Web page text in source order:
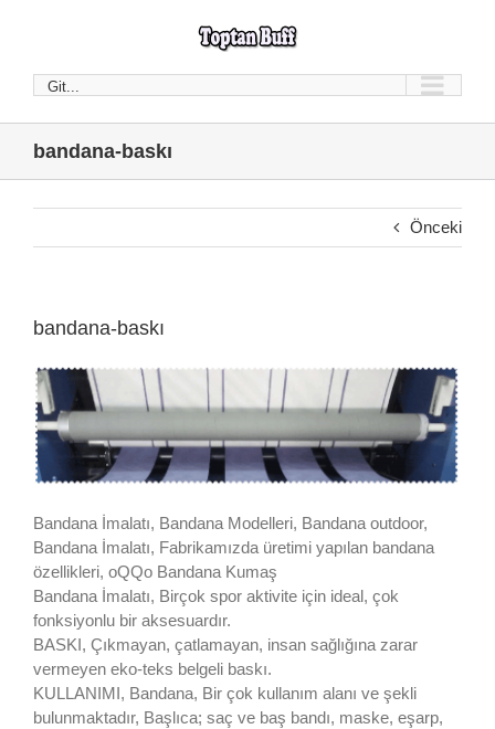
Git...
bandana-baskı
Önceki
bandana-baskı
Bandana İmalatı, Bandana Modelleri, Bandana outdoor,
Bandana İmalatı, Fabrikamızda üretimi yapılan bandana
özellikleri, oQQo Bandana Kumaş
Bandana İmalatı, Birçok spor aktivite için ideal, çok
fonksiyonlu bir aksesuardır.
BASKI, Çıkmayan, çatlamayan, insan sağlığına zarar
vermeyen eko-teks belgeli baskı.
KULLANIMI, Bandana, Bir çok kullanım alanı ve şekli
bulunmaktadır, Başlıca; saç ve baş bandı, maske, eşarp,